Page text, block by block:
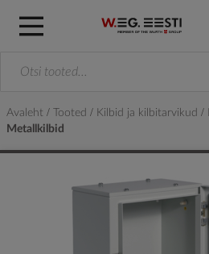
Avaleht Tooted Kilbid ja kilbitarvikud
Metallkilbid